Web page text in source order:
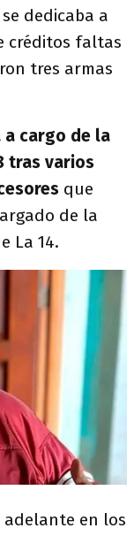
dedicaba a
créditos faltas
tres armas
cargo de la
tras varios
que
de la
La 14.
adelante en los